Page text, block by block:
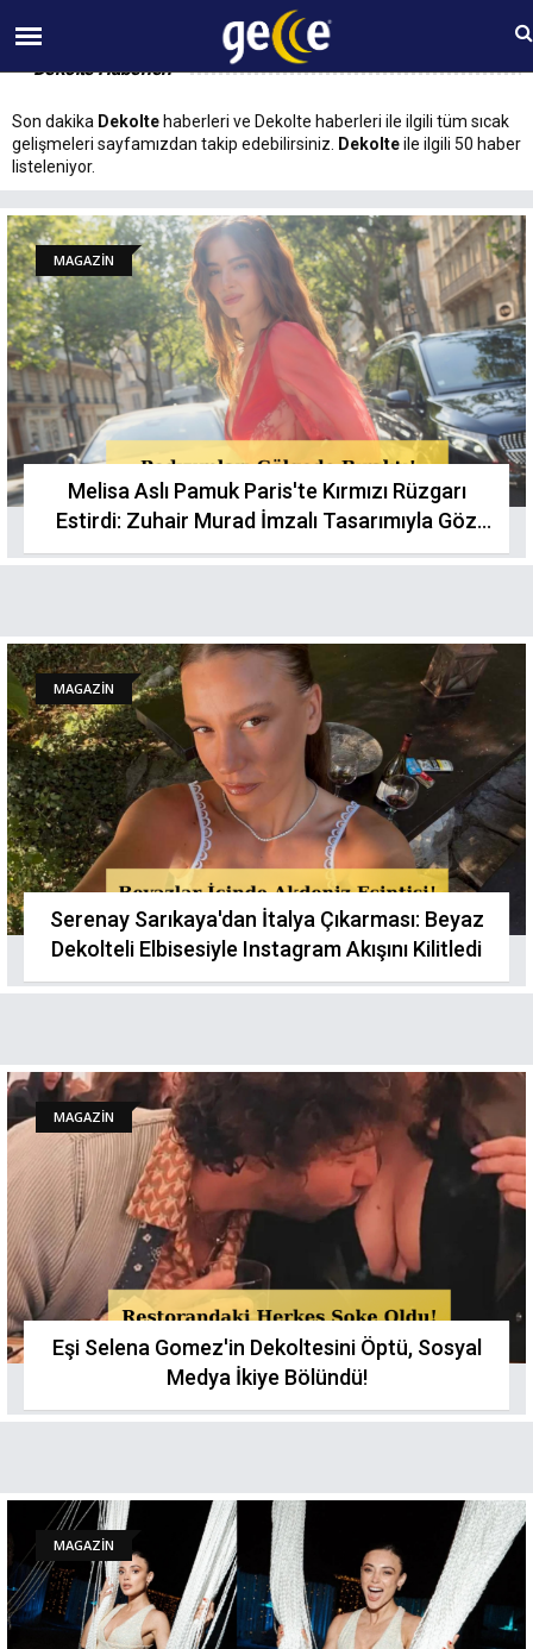
09 AĞUSTOS Pazar 11:41
Dekolte Haberleri
Son dakika Dekolte haberleri ve Dekolte haberleri ile ilgili tüm sıcak
gelişmeleri sayfamızdan takip edebilirsiniz.
Dekolteile ilgili 50 haber
listeleniyor.
MAGAZİN
Melisa Aslı Pamuk Paris'te Kırmızı Rüzgarı
Estirdi: Zuhair Murad İmzalı Tasarımıyla Göz
Kamaştırdı
MAGAZİN
Serenay Sarıkaya'dan İtalya Çıkarması: Beyaz
Dekolteli Elbisesiyle Instagram Akışını Kilitledi
MAGAZİN
Eşi Selena Gomez'in Dekoltesini Öptü, Sosyal
Medya İkiye Bölündü!
MAGAZİN